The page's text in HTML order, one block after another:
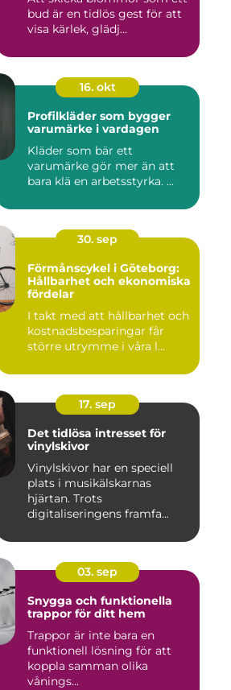
bud är en tidlös gest för att
visa kärlek, glädj...
16. okt
Profilkläder som bygger
varumärke i vardagen
Kläder som bär ett
varumärke gör mer än att
bara klä en arbetsstyrka. ...
30. sep
Förmånscykel i Göteborg:
Hållbarhet och ekonomiska
fördelar
I takt med att hållbarhet och
kostnadsbesparingar får
större utrymme i våra l...
17. sep
Det tidlösa intresset för
vinylskivor
Vinylskivor har en speciell
plats i musikälskarnas
hjärtan. Trots
digitaliseringens framfa...
03. sep
Snygga och funktionella
trappor för ditt hem
Trappor är inte bara en
funktionell lösning för att
koppla samman olika
vånings...